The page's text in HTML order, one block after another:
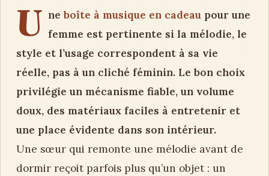
U neboîte à musique en cadeaupour une
femme est pertinente si la mélodie, le
style et l’usage correspondent à sa vie
réelle, pas à un cliché féminin. Le bon choix
privilégie un mécanisme fiable, un volume
doux, des matériaux faciles à entretenir et
une place évidente dans son intérieur.
Une sœur qui remonte une mélodie avant de
dormir reçoit parfois plus qu’un objet : un